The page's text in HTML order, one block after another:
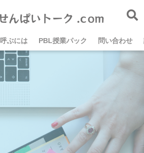
ぶには PBL授業パック 問い合わせ